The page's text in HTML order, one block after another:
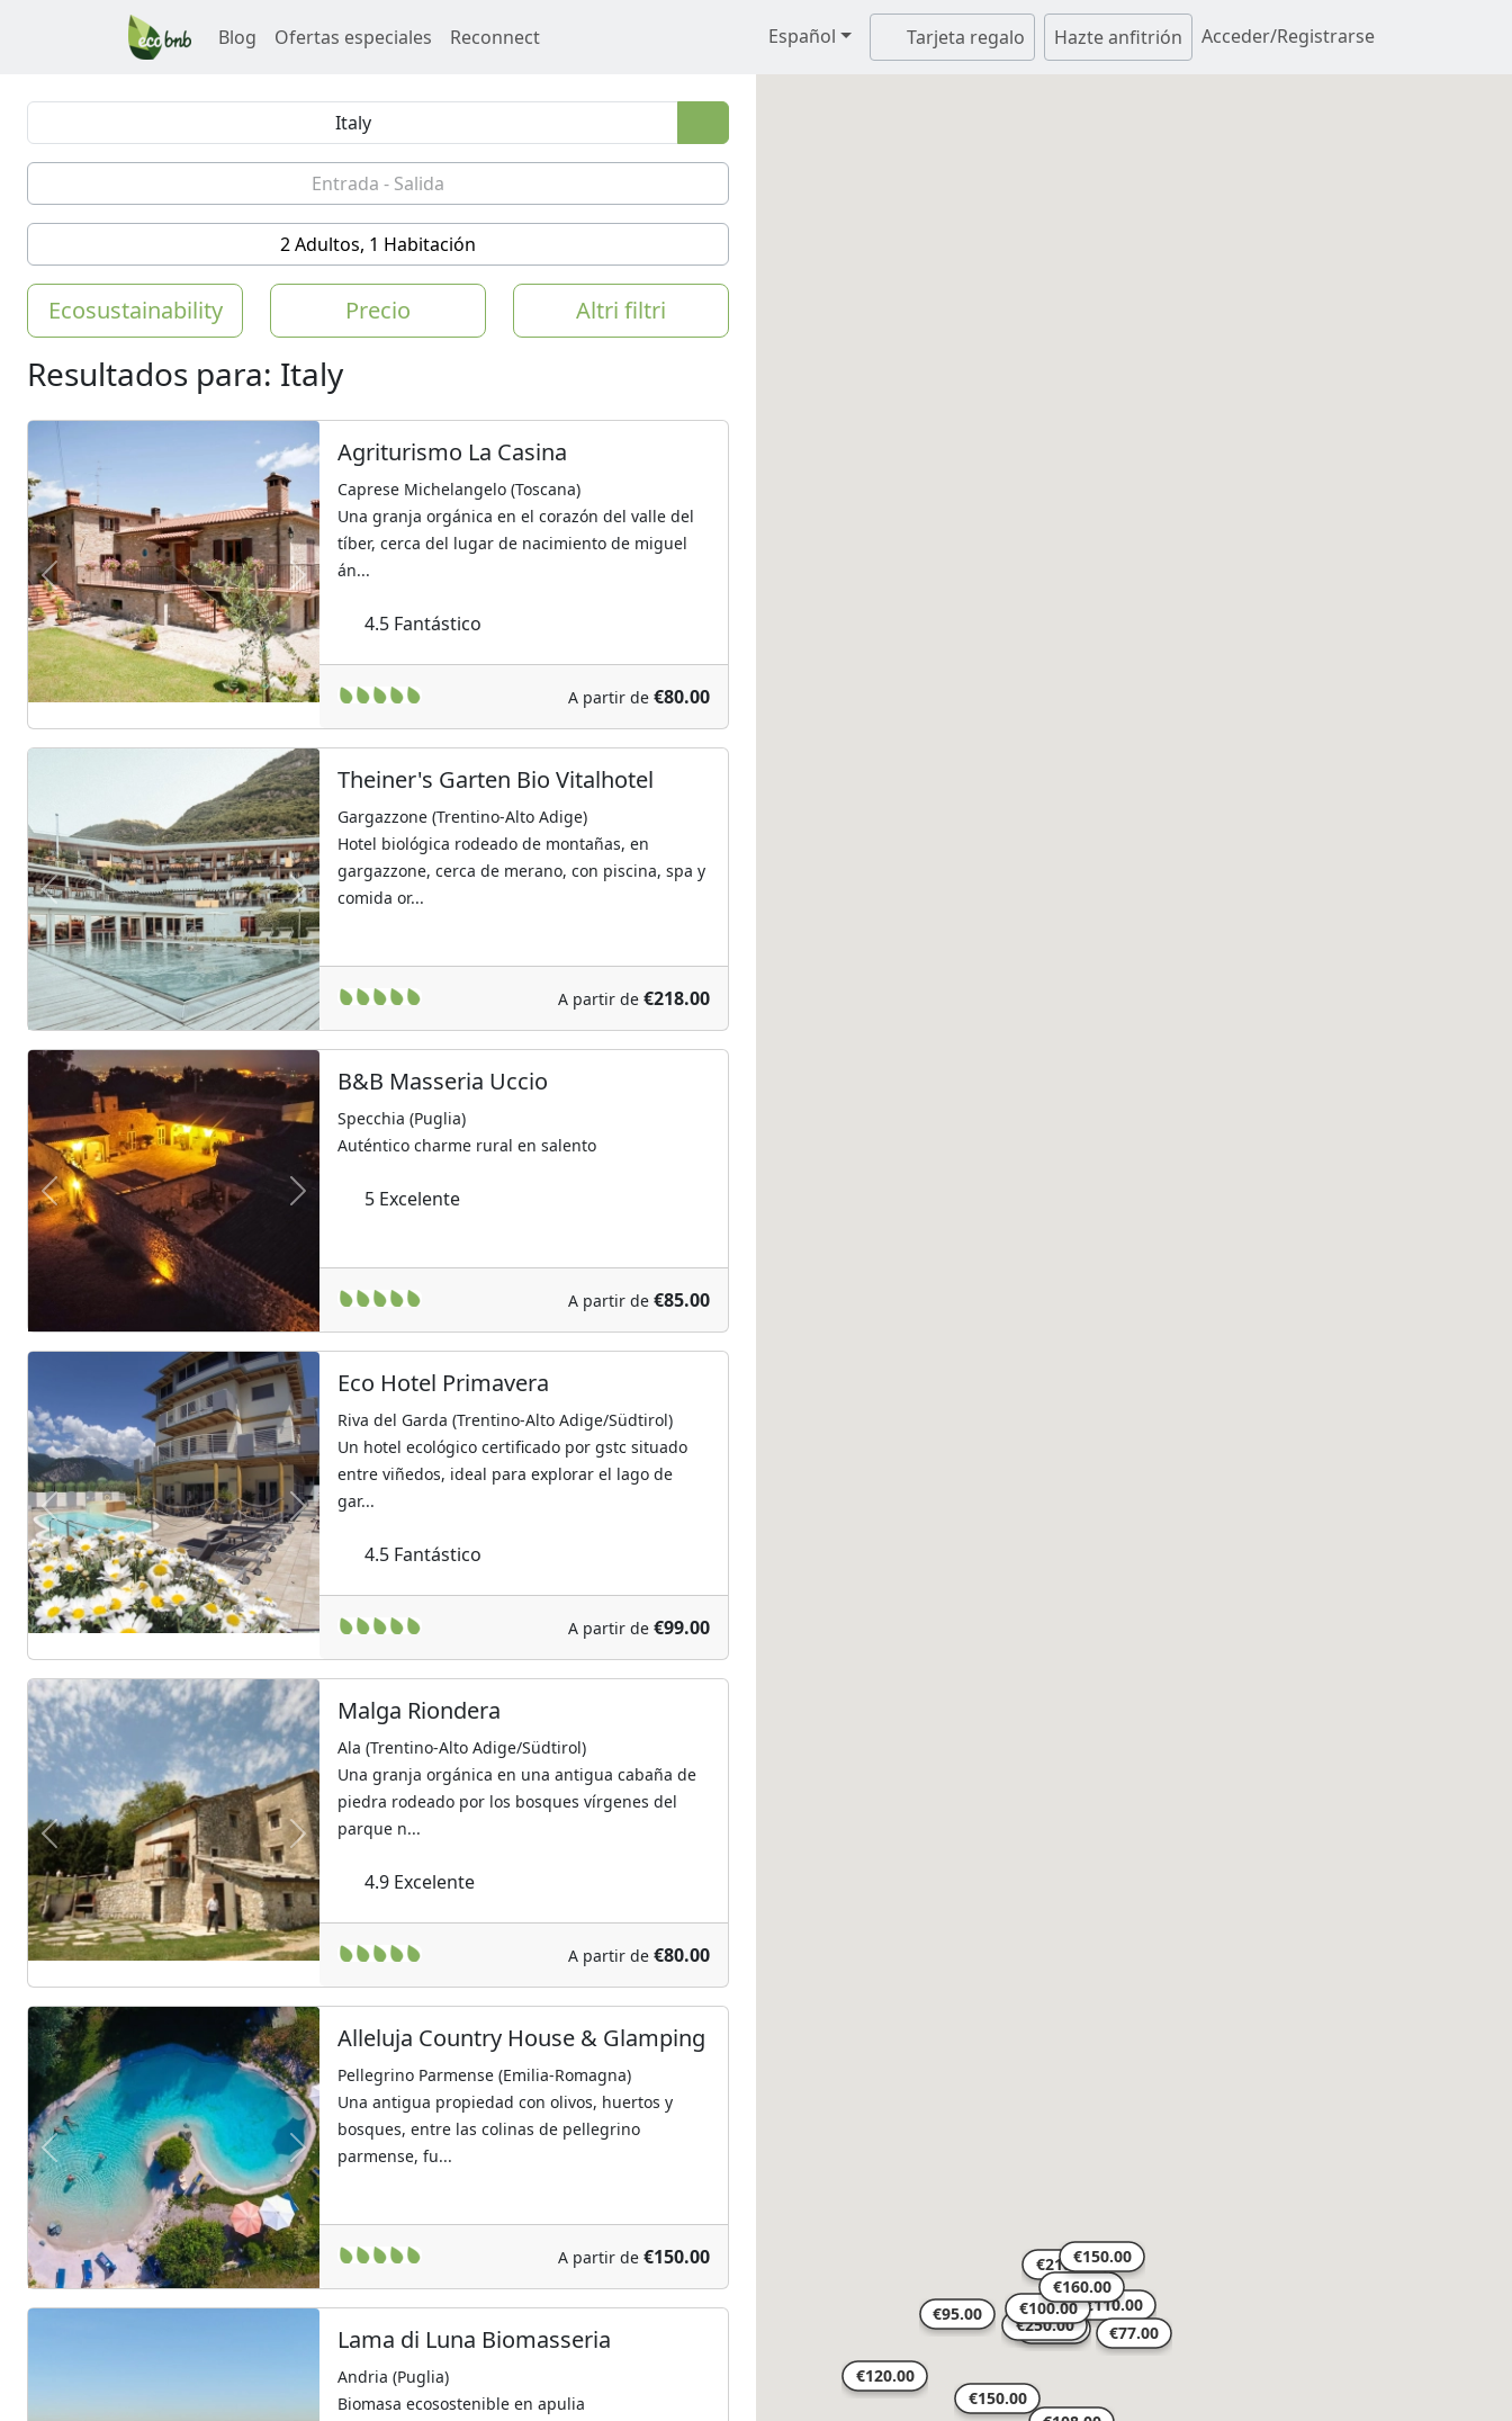
Blog Ofertas especiales Reconnect Español Tarjeta regalo Hazte anfitrión Acceder/Registrarse
2 Adultos, 1 Habitación
Ecosustainability Precio Altri filtri
Resultados para: Italy
Previous Next
Agriturismo La Casina
Caprese Michelangelo (Toscana)
Una granja orgánica en el corazón del valle del
tíber, cerca del lugar de nacimiento de miguel
án...
4.5 Fantástico
A partir de €80.00
Previous Next
Theiner's Garten Bio Vitalhotel
Gargazzone (Trentino-Alto Adige)
Hotel biológica rodeado de montañas, en
gargazzone, cerca de merano, con piscina, spa y
comida or...
A partir de €218.00
Previous Next
B&B Masseria Uccio
Specchia (Puglia)
Auténtico charme rural en salento
5 Excelente
A partir de €85.00
Previous Next
Eco Hotel Primavera
Riva del Garda (Trentino-Alto Adige/Südtirol)
Un hotel ecológico certificado por gstc situado
entre viñedos, ideal para explorar el lago de
gar...
4.5 Fantástico
A partir de €99.00
Previous Next
Malga Riondera
Ala (Trentino-Alto Adige/Südtirol)
Una granja orgánica en una antigua cabaña de
piedra rodeado por los bosques vírgenes del
parque n...
4.9 Excelente
A partir de €80.00
Previous Next
Alleluja Country House & Glamping
Pellegrino Parmense (Emilia-Romagna)
Una antigua propiedad con olivos, huertos y
bosques, entre las colinas de pellegrino
parmense, fu...
A partir de €150.00
Lama di Luna Biomasseria
Andria (Puglia)
Biomasa ecosostenible en apulia